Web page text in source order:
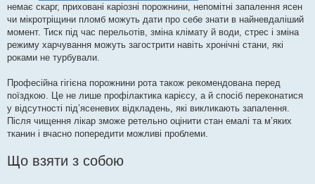
немає скарг, приховані каріозні порожнини, непомітні запалення ясен
чи мікротріщини пломб можуть дати про себе знати в найневдаліший
момент. Тиск під час перельотів, зміна клімату й води, стрес і зміна
режиму харчування можуть загострити навіть хронічні стани, які
роками не турбували.
Професійна гігієна порожнини рота також рекомендована перед
поїздкою. Це не лише профілактика карієсу, а й спосіб переконатися
у відсутності під’ясеневих відкладень, які викликають запалення.
Після чищення лікар зможе ретельно оцінити стан емалі та м’яких
тканин і вчасно попередити можливі проблеми.
Що взяти з собою